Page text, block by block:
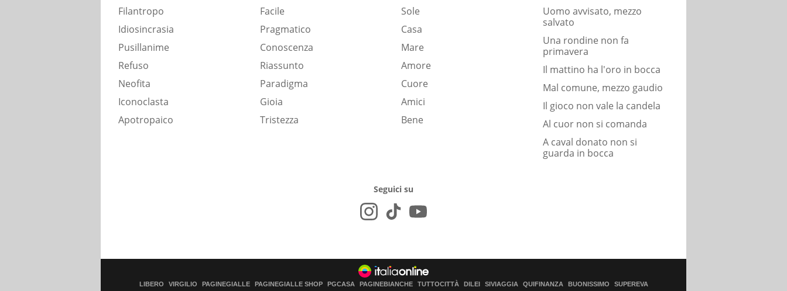
Filantropo
Idiosincrasia
Pusillanime
Refuso
Neofita
Iconoclasta
Apotropaico
Facile
Pragmatico
Conoscenza
Riassunto
Paradigma
Gioia
Tristezza
Sole
Casa
Mare
Amore
Cuore
Amici
Bene
Uomo avvisato, mezzo
salvato
Una rondine non fa
primavera
Il mattino ha l'oro in bocca
Mal comune, mezzo gaudio
Il gioco non vale la candela
Al cuor non si comanda
A caval donato non si
guarda in bocca
Seguici su
LIBERO VIRGILIO PAGINEGIALLE PAGINEGIALLE SHOP PGCASA PAGINEBIANCHE TUTTOCITTÀ DILEI SIVIAGGIA QUIFINANZA BUONISSIMO SUPEREVA